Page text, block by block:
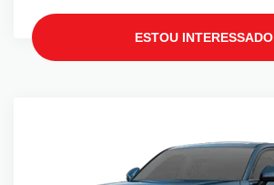
ESTOU INTERESSADO